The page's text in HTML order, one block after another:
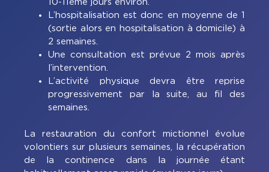
10-11ème jours environ.
L’hospitalisation est donc en moyenne de 1
(sortie alors en hospitalisation à domicile) à
2 semaines.
Une consultation est prévue 2 mois après
l’intervention.
L’activité physique devra être reprise
progressivement par la suite, au fil des
semaines.
La restauration du confort mictionnel évolue
volontiers sur plusieurs semaines, la récupération
de la continence dans la journée étant